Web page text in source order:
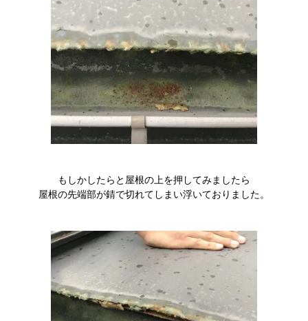
もしかしたらと屋根の上を押してみましたら
屋根の先端部が錆で切れてしまい浮いておりました。